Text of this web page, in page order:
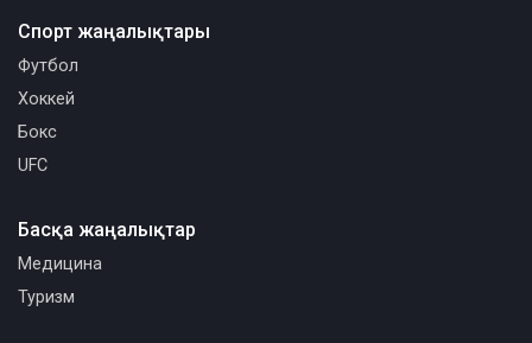
Спорт жаңалықтары
Футбол
Хоккей
Бокс
UFC
Басқа жаңалықтар
Медицина
Туризм